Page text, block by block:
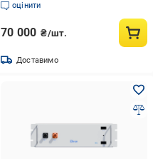
оцінити
70 000 ₴/шт.
Доставимо